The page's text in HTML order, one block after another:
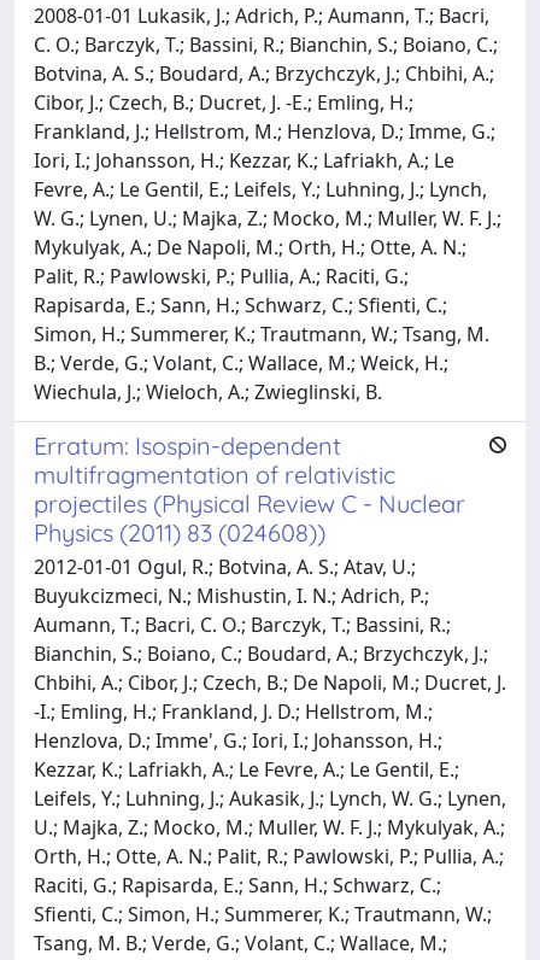
2008-01-01 Lukasik, J.; Adrich, P.; Aumann, T.; Bacri,
C. O.; Barczyk, T.; Bassini, R.; Bianchin, S.; Boiano, C.;
Botvina, A. S.; Boudard, A.; Brzychczyk, J.; Chbihi, A.;
Cibor, J.; Czech, B.; Ducret, J. -E.; Emling, H.;
Frankland, J.; Hellstrom, M.; Henzlova, D.; Imme, G.;
Iori, I.; Johansson, H.; Kezzar, K.; Lafriakh, A.; Le
Fevre, A.; Le Gentil, E.; Leifels, Y.; Luhning, J.; Lynch,
W. G.; Lynen, U.; Majka, Z.; Mocko, M.; Muller, W. F. J.;
Mykulyak, A.; De Napoli, M.; Orth, H.; Otte, A. N.;
Palit, R.; Pawlowski, P.; Pullia, A.; Raciti, G.;
Rapisarda, E.; Sann, H.; Schwarz, C.; Sfienti, C.;
Simon, H.; Summerer, K.; Trautmann, W.; Tsang, M.
B.; Verde, G.; Volant, C.; Wallace, M.; Weick, H.;
Wiechula, J.; Wieloch, A.; Zwieglinski, B.
Erratum: Isospin-dependent
multifragmentation of relativistic
projectiles (Physical Review C - Nuclear
Physics (2011) 83 (024608))
2012-01-01 Ogul, R.; Botvina, A. S.; Atav, U.;
Buyukcizmeci, N.; Mishustin, I. N.; Adrich, P.;
Aumann, T.; Bacri, C. O.; Barczyk, T.; Bassini, R.;
Bianchin, S.; Boiano, C.; Boudard, A.; Brzychczyk, J.;
Chbihi, A.; Cibor, J.; Czech, B.; De Napoli, M.; Ducret, J.
-I.; Emling, H.; Frankland, J. D.; Hellstrom, M.;
Henzlova, D.; Imme', G.; Iori, I.; Johansson, H.;
Kezzar, K.; Lafriakh, A.; Le Fevre, A.; Le Gentil, E.;
Leifels, Y.; Luhning, J.; Aukasik, J.; Lynch, W. G.; Lynen,
U.; Majka, Z.; Mocko, M.; Muller, W. F. J.; Mykulyak, A.;
Orth, H.; Otte, A. N.; Palit, R.; Pawlowski, P.; Pullia, A.;
Raciti, G.; Rapisarda, E.; Sann, H.; Schwarz, C.;
Sfienti, C.; Simon, H.; Summerer, K.; Trautmann, W.;
Tsang, M. B.; Verde, G.; Volant, C.; Wallace, M.;